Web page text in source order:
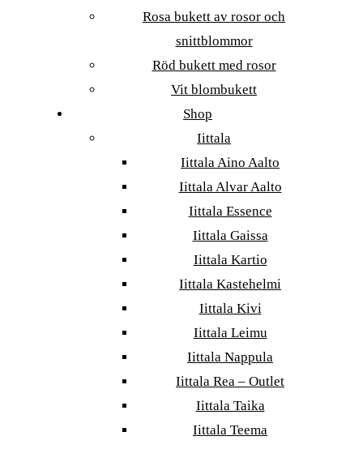
Rosa bukett av rosor och
snittblommor
Röd bukett med rosor
Vit blombukett
Shop
Iittala
Iittala Aino Aalto
Iittala Alvar Aalto
Iittala Essence
Iittala Gaissa
Iittala Kartio
Iittala Kastehelmi
Iittala Kivi
Iittala Leimu
Iittala Nappula
Iittala Rea – Outlet
Iittala Taika
Iittala Teema